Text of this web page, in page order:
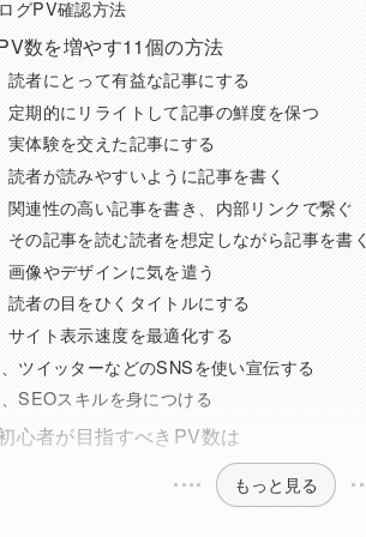
グPV確認方法
数を増やす11個の方法
読者にとって有益な記事にする
定期的にリライトして記事の鮮度を保つ
実体験を交えた記事にする
読者が読みやすいように記事を書く
関連性の高い記事を書き、内部リンクで繋ぐ
その記事を読む読者を想定しながら記事を書く
画像やデザインに気を遣う
読者の目をひくタイトルにする
サイト表示速度を最適化する
ツイッターなどのSNSを使い宣伝する
SEOスキルを身につける
心者が目指すべきPV数は
もっと見る